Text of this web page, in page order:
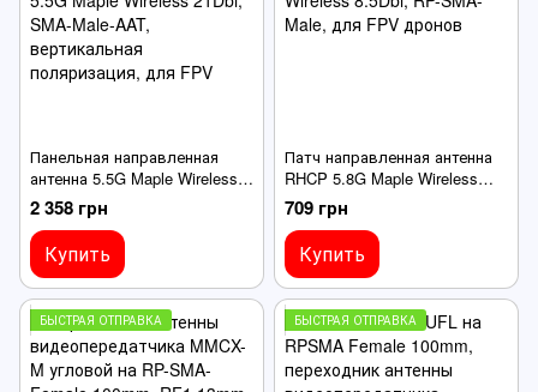
Панельная направленная
антенна 5.5G Maple Wireless
21Dbi, SMA-Male-AAT,
вертикальная поляризация,
для FPV
2 358 грн
Купить
Патч направленная антенна
RHCP 5.8G Maple Wireless
8.5Dbi, RP-SMA-Male, для
FPV дронов
709 грн
Купить
БЫСТРАЯ ОТПРАВКА БЫСТРАЯ ОТПРАВКА